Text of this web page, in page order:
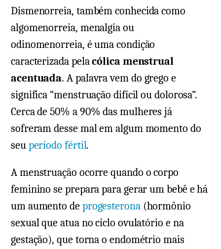
Dismenorreia, também conhecida como
algomenorreia, menalgia ou
odinomenorreia, é uma condição
caracterizada pelacólica menstrual
acentuada. A palavra vem do grego e
significa “menstruação difícil ou dolorosa”.
Cerca de 50% a 90% das mulheres já
sofreram desse mal em algum momento do
seuperíodo fértil.
A menstruação ocorre quando o corpo
feminino se prepara para gerar um bebê e há
um aumento deprogesterona(hormônio
sexual que atua no ciclo ovulatório e na
gestação), que torna o endométrio mais